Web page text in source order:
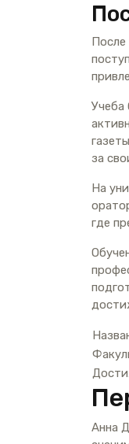
Учеба
за
На
где
Анна